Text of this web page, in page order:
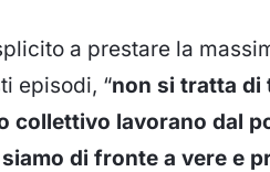
a prestare la
episodi, “non si tratta
collettivo lavorano dal
siamo di fronte a vere e